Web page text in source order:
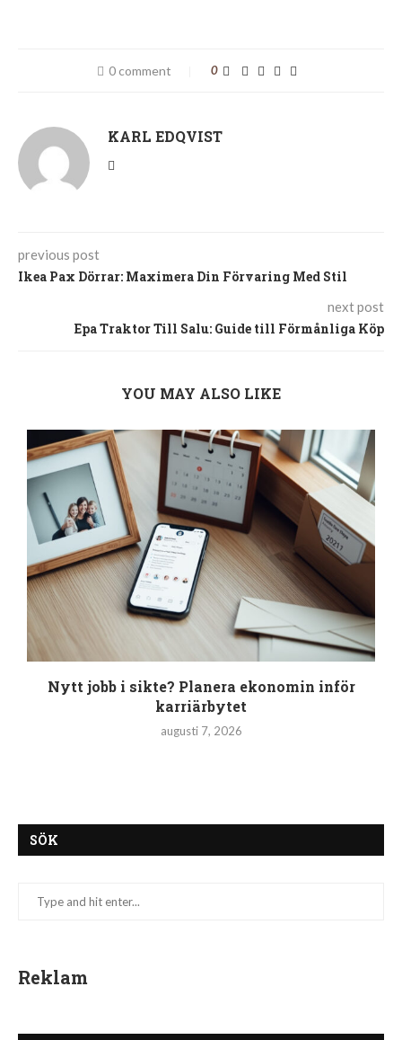
0 comment 0
KARL EDQVIST
previous post
Ikea Pax Dörrar: Maximera Din Förvaring Med Stil
next post
Epa Traktor Till Salu: Guide till Förmånliga Köp
YOU MAY ALSO LIKE
Nytt jobb i sikte? Planera ekonomin inför
karriärbytet
augusti 7, 2026
SÖK
Reklam